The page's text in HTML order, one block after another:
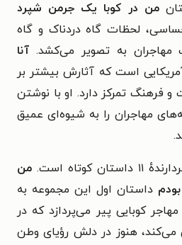
من در کوبا یک جرمن شپرد
لحظات گاه دردناک و گاه
مهاجران به تصویر می‌کشد. آنا
است که آثارش بیشتر بر
فرهنگ تمرکز دارد. او با نوشتن
مهاجران را به شیوه‌ای عمیق
کوتاه است.
من
داستان اول این مجموعه به
کوبایی پیر می‌پردازد که در
می‌کند، هنوز در دلش رؤیای وطن